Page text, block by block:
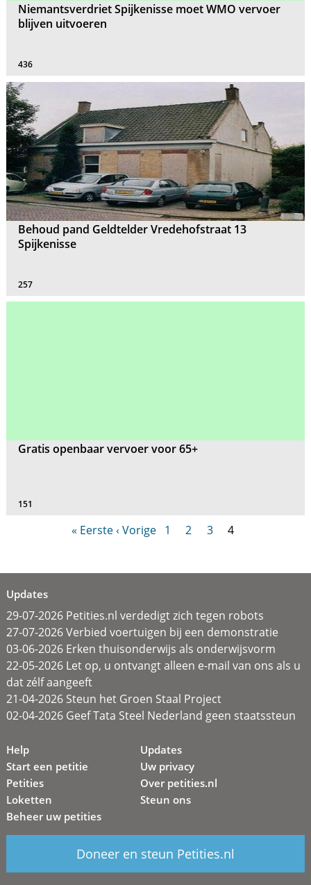
Niemantsverdriet Spijkenisse moet WMO vervoer
blijven uitvoeren
436
Behoud pand Geldtelder Vredehofstraat 13
Spijkenisse
257
Gratis openbaar vervoer voor 65+
151
« Eerste‹ Vorige 1 2 3 4
Updates
29-07-2026 Petities.nl verdedigt zich tegen robots
27-07-2026 Verbied voertuigen bij een demonstratie
03-06-2026 Erken thuisonderwijs als onderwijsvorm
22-05-2026 Let op, u ontvangt alleen e-mail van ons als u
dat zélf aangeeft
21-04-2026 Steun het Groen Staal Project
02-04-2026 Geef Tata Steel Nederland geen staatssteun
Help
Start een petitie
Petities
Loketten
Beheer uw petities
Updates
Uw privacy
Over petities.nl
Steun ons
Doneer en steun Petities.nl